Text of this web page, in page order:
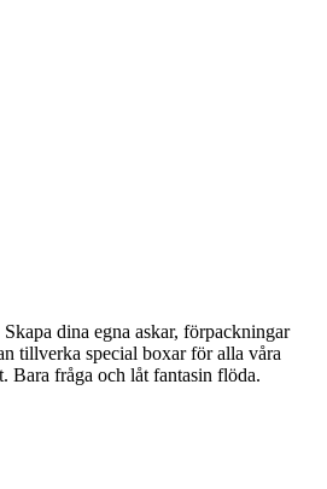
dina egna askar, förpackningar
tillverka special boxar för alla våra
Bara fråga och låt fantasin flöda.